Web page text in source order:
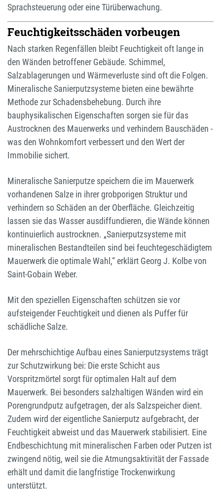
Sprachsteuerung oder eine Türüberwachung.
Feuchtigkeitsschäden vorbeugen
Nach starken Regenfällen bleibt Feuchtigkeit oft lange in
den Wänden betroffener Gebäude. Schimmel,
Salzablagerungen und Wärmeverluste sind oft die Folgen.
Mineralische Sanierputzsysteme bieten eine bewährte
Methode zur Schadensbehebung. Durch ihre
bauphysikalischen Eigenschaften sorgen sie für das
Austrocknen des Mauerwerks und verhindern Bauschäden -
was den Wohnkomfort verbessert und den Wert der
Immobilie sichert.
Mineralische Sanierputze speichern die im Mauerwerk
vorhandenen Salze in ihrer grobporigen Struktur und
verhindern so Schäden an der Oberfläche. Gleichzeitig
lassen sie das Wasser ausdiffundieren, die Wände können
kontinuierlich austrocknen. „Sanierputzsysteme mit
mineralischen Bestandteilen sind bei feuchtegeschädigtem
Mauerwerk die optimale Wahl,“ erklärt Georg J. Kolbe von
Saint-Gobain Weber.
Mit den speziellen Eigenschaften schützen sie vor
aufsteigender Feuchtigkeit und dienen als Puffer für
schädliche Salze.
Der mehrschichtige Aufbau eines Sanierputzsystems trägt
zur Schutzwirkung bei: Die erste Schicht aus
Vorspritzmörtel sorgt für optimalen Halt auf dem
Mauerwerk. Bei besonders salzhaltigen Wänden wird ein
Porengrundputz aufgetragen, der als Salzspeicher dient.
Zudem wird der eigentliche Sanierputz aufgebracht, der
Feuchtigkeit abweist und das Mauerwerk stabilisiert. Eine
Endbeschichtung mit mineralischen Farben oder Putzen ist
zwingend nötig, weil sie die Atmungsaktivität der Fassade
erhält und damit die langfristige Trockenwirkung
unterstützt.